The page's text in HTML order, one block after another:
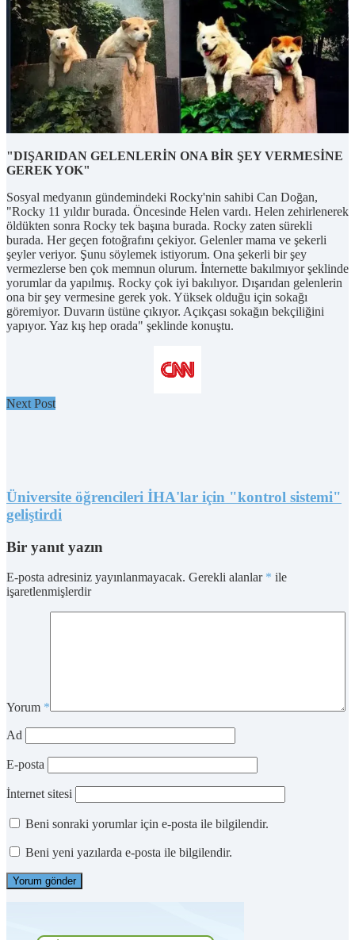
"DIŞARIDAN GELENLERİN ONA BİR ŞEY VERMESİNE
GEREK YOK"
Sosyal medyanın gündemindeki Rocky'nin sahibi Can Doğan,
"Rocky 11 yıldır burada. Öncesinde Helen vardı. Helen zehirlenerek
öldükten sonra Rocky tek başına burada. Rocky zaten sürekli
burada. Her geçen fotoğrafını çekiyor. Gelenler mama ve şekerli
şeyler veriyor. Şunu söylemek istiyorum. Ona şekerli bir şey
vermezlerse ben çok memnun olurum. İnternette bakılmıyor şeklinde
yorumlar da yapılmış. Rocky çok iyi bakılıyor. Dışarıdan gelenlerin
ona bir şey vermesine gerek yok. Yüksek olduğu için sokağı
göremiyor. Duvarın üstüne çıkıyor. Açıkçası sokağın bekçiliğini
yapıyor. Yaz kış hep orada" şeklinde konuştu.
Next Post
Üniversite öğrencileri İHA'lar için "kontrol sistemi"
geliştirdi
Bir yanıt yazın
E-posta adresiniz yayınlanmayacak. Gerekli alanlar * ile
işaretlenmişlerdir
Yorum *
Ad
E-posta
İnternet sitesi
Beni sonraki yorumlar için e-posta ile bilgilendir.
Beni yeni yazılarda e-posta ile bilgilendir.